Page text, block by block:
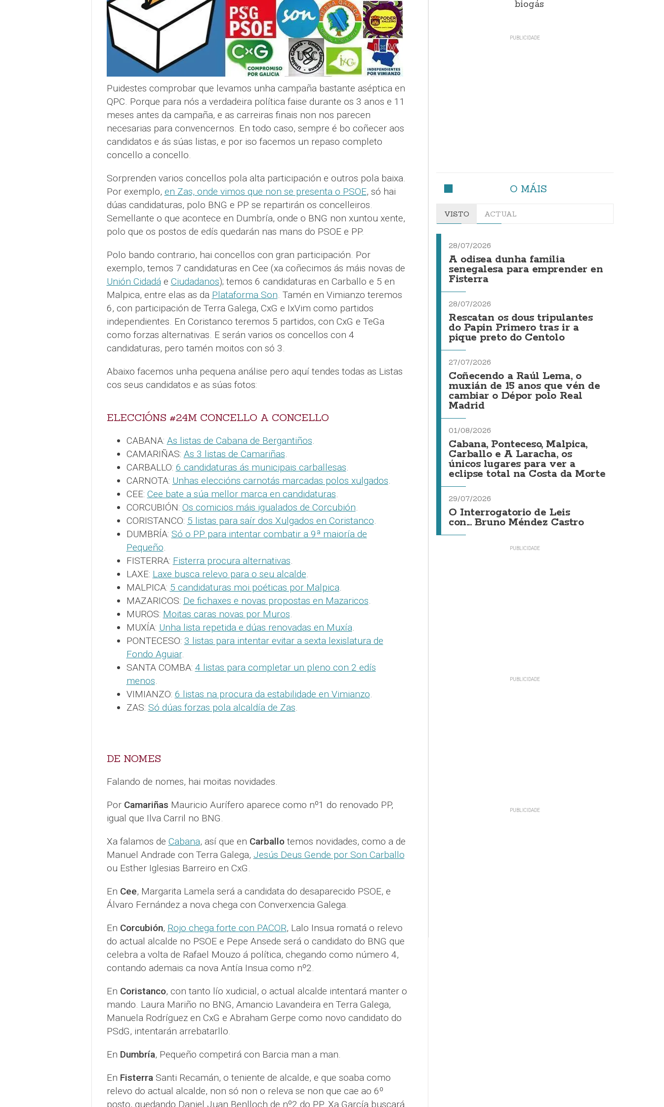
Puidestes comprobar que levamos unha campaña bastante aséptica en
QPC. Porque para nós a verdadeira política faise durante os 3 anos e 11
meses antes da campaña, e as carreiras finais non nos parecen
necesarias para convencernos. En todo caso, sempre é bo coñecer aos
candidatos e ás súas listas, e por iso facemos un repaso completo
concello a concello.
Sorprenden varios concellos pola alta participación e outros pola baixa.
Por exemplo, en Zas, onde vimos que non se presenta o PSOE, só hai
dúas candidaturas, polo BNG e PP se repartirán os concelleiros.
Semellante o que acontece en Dumbría, onde o BNG non xuntou xente,
polo que os postos de edís quedarán nas mans do PSOE e PP.
Polo bando contrario, hai concellos con gran participación. Por
exemplo, temos 7 candidaturas en Cee (xa coñecimos ás máis novas de
Unión Cidadá e Ciudadanos); temos 6 candidaturas en Carballo e 5 en
Malpica, entre elas as da Plataforma Son . Tamén en Vimianzo teremos
6, con participación de Terra Galega, CxG e IxVim como partidos
independientes. En Coristanco teremos 5 partidos, con CxG e TeGa
como forzas alternativas. E serán varios os concellos con 4
candidaturas, pero tamén moitos con só 3.
Abaixo facemos unha pequena análise pero aquí tendes todas as Listas
cos seus candidatos e as súas fotos:
ELECCIÓNS #24M CONCELLO A CONCELLO
CABANA: As listas de Cabana de Bergantiños
CAMARIÑAS: As 3 listas de Camariñas
CARBALLO: 6 candidaturas ás municipais carballesas
CARNOTA: Unhas eleccións carnotás marcadas polos xulgados
CEE: Cee bate a súa mellor marca en candidaturas
CORCUBIÓN: Os comicios máis igualados de Corcubión
CORISTANCO: 5 listas para saír dos Xulgados en Coristanco
DUMBRÍA: Só o PP para intentar combatir a 9ª maioría de
Pequeño
FISTERRA: Fisterra procura alternativas
LAXE: Laxe busca relevo para o seu alcalde
MALPICA: 5 candidaturas moi poéticas por Malpica
MAZARICOS: De fichaxes e novas propostas en Mazaricos
MUROS: Moitas caras novas por Muros
MUXÍA: Unha lista repetida e dúas renovadas en Muxía
PONTECESO: 3 listas para intentar evitar a sexta lexislatura de
Fondo Aguiar.
SANTA COMBA: 4 listas para completar un pleno con 2 edís
menos
VIMIANZO: 6 listas na procura da estabilidade en Vimianzo
ZAS: Só dúas forzas pola alcaldía de Zas
DE NOMES
Falando de nomes, hai moitas novidades.
Por Camariñas Mauricio Aurífero aparece como nº1 do renovado PP,
igual que Ilva Carril no BNG.
Xa falamos de Cabana, así que en Carballotemos novidades, como a de
Manuel Andrade con Terra Galega, Jesús Deus Gende por Son Carballo
ou Esther Iglesias Barreiro en CxG.
En Cee, Margarita Lamela será a candidata do desaparecido PSOE, e
Álvaro Fernández a nova chega con Converxencia Galega.
En Corcubión, Rojo chega forte con PACOR, Lalo Insua romatá o relevo
do actual alcalde no PSOE e Pepe Ansede será o candidato do BNG que
celebra a volta de Rafael Mouzo á política, chegando como número 4,
contando ademais ca nova Antía Insua como nº2.
En Coristanco, con tanto lío xudicial, o actual alcalde intentará manter o
mando. Laura Mariño no BNG, Amancio Lavandeira en Terra Galega,
Manuela Rodríguez en CxG e Abraham Gerpe como novo candidato do
PSdG, intentarán arrebatarllo.
En Dumbría, Pequeño competirá con Barcia man a man.
En Fisterra Santi Recamán, o teniente de alcalde, e que soaba como
relevo do actual alcalde, non só non o releva se non que cae ao 6º
posto, quedando Daniel Juan Benlloch de nº2 do PP. Xa García buscará
biogás
O MÁIS
VISTO ACTUAL
28/07/2026
A odisea dunha familia
senegalesa para emprender en
Fisterra
28/07/2026
Rescatan os dous tripulantes
do Papin Primero tras ir a
pique preto do Centolo
27/07/2026
Coñecendo a Raúl Lema, o
muxián de 15 anos que vén de
cambiar o Dépor polo Real
Madrid
01/08/2026
Cabana, Ponteceso, Malpica,
Carballo e A Laracha, os
únicos lugares para ver a
eclipse total na Costa da Morte
29/07/2026
O Interrogatorio de Leis
con... Bruno Méndez Castro